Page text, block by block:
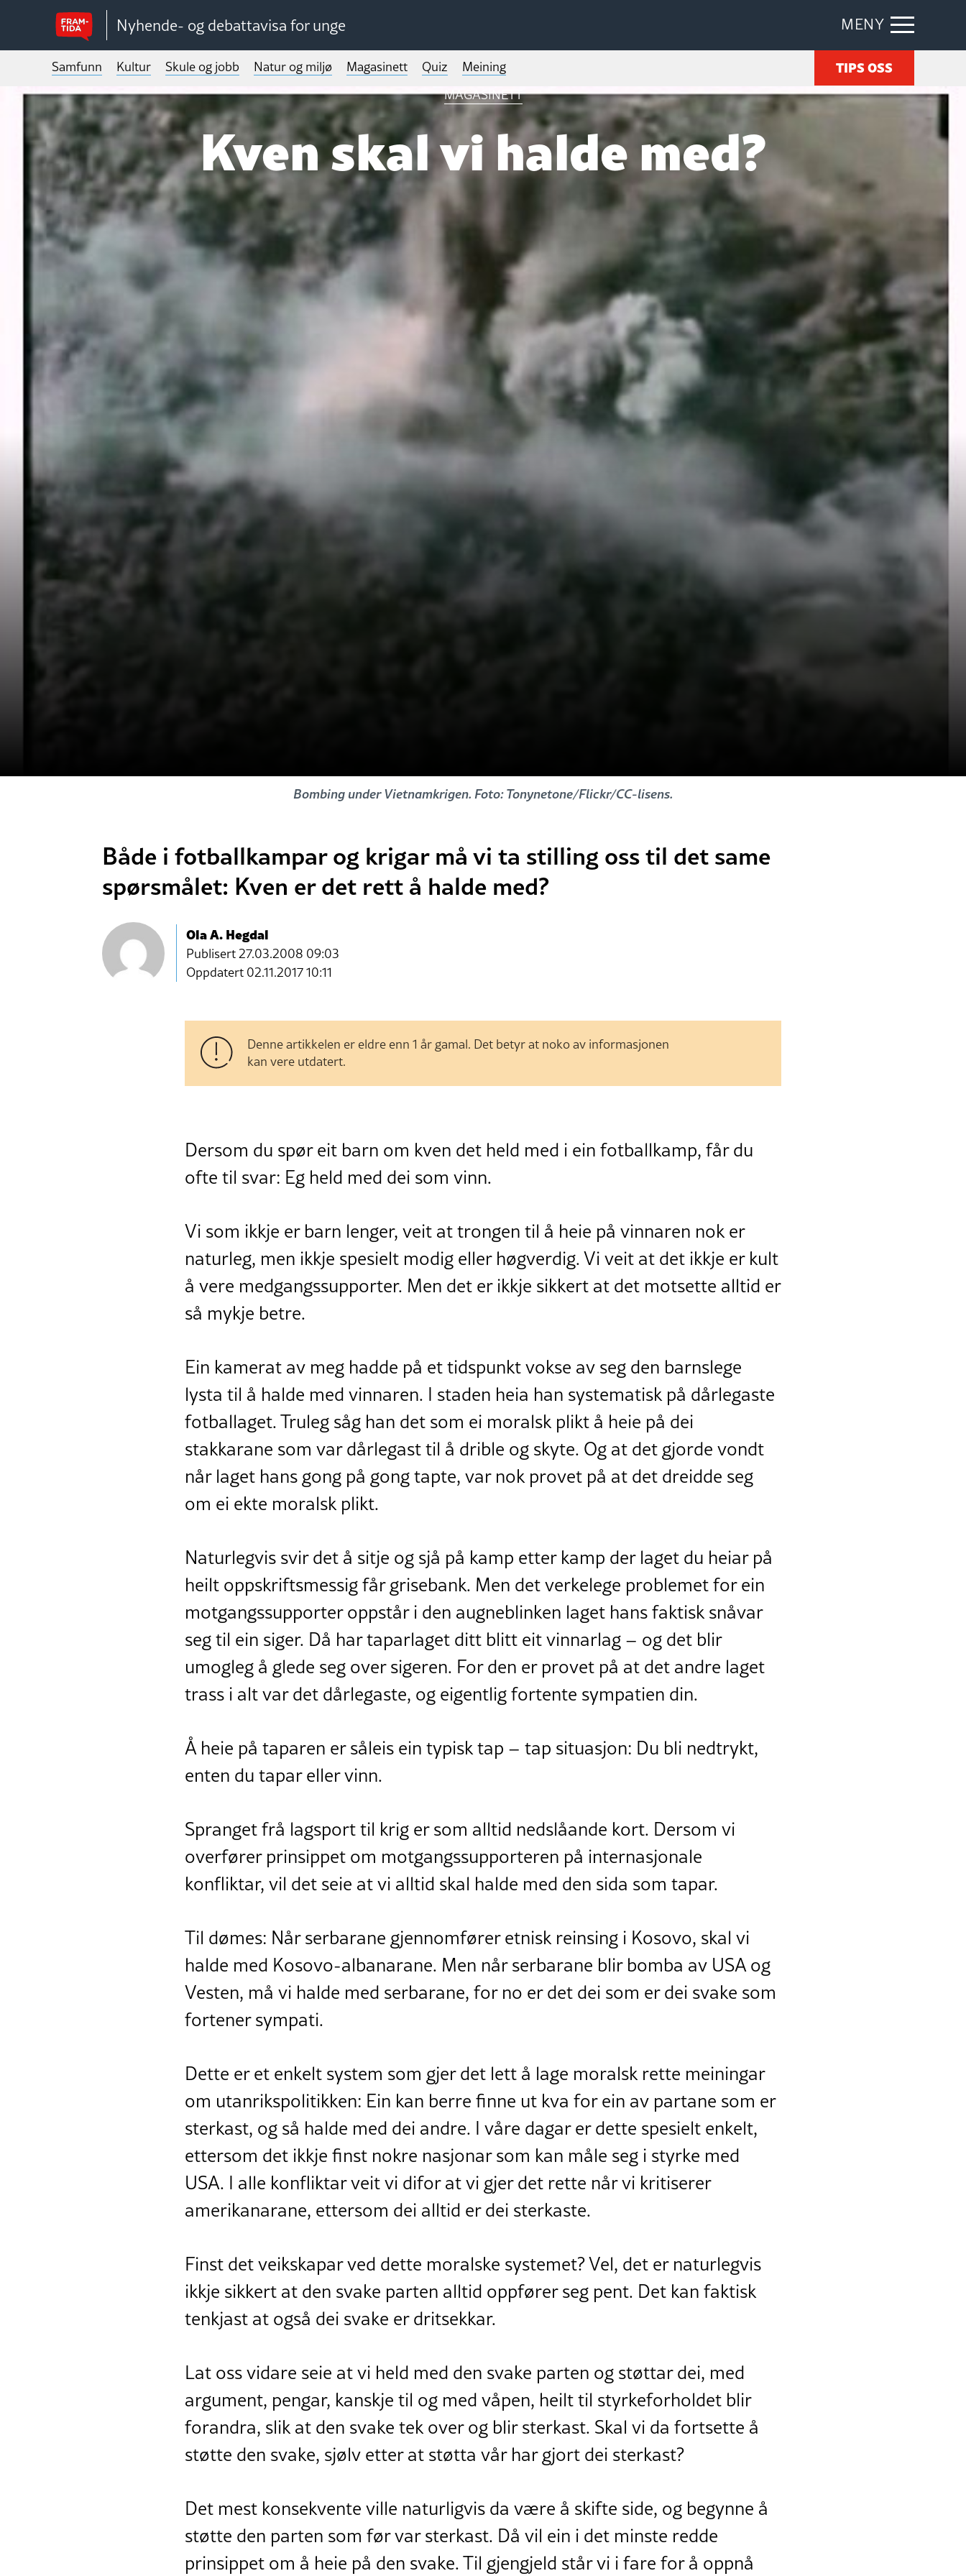
Nyhende- og debattavisa for unge MENY
Samfunn Kultur Skule og jobb Natur og miljø Magasinett Quiz Meining TIPS OSS
MAGASINETT
Kven skal vi halde med?
Bombing under Vietnamkrigen. Foto: Tonynetone/Flickr/CC-lisens.
Både i fotballkampar og krigar må vi ta stilling oss til det same
spørsmålet: Kven er det rett å halde med?
Ola A. Hegdal
Publisert27.03.2008 09:03
Oppdatert 02.11.2017 10:11
Denne artikkelen er eldre enn 1 år gamal. Det betyr at noko av informasjonen
kan vere utdatert.
Dersom du spør eit barn om kven det held med i ein fotballkamp, får du
ofte til svar: Eg held med dei som vinn.
Vi som ikkje er barn lenger, veit at trongen til å heie på vinnaren nok er
naturleg, men ikkje spesielt modig eller høgverdig. Vi veit at det ikkje er kult
å vere medgangssupporter. Men det er ikkje sikkert at det motsette alltid er
så mykje betre.
Ein kamerat av meg hadde på et tidspunkt vokse av seg den barnslege
lysta til å halde med vinnaren. I staden heia han systematisk på dårlegaste
fotballaget. Truleg såg han det som ei moralsk plikt å heie på dei
stakkarane som var dårlegast til å drible og skyte. Og at det gjorde vondt
når laget hans gong på gong tapte, var nok provet på at det dreidde seg
om ei ekte moralsk plikt.
Naturlegvis svir det å sitje og sjå på kamp etter kamp der laget du heiar på
heilt oppskriftsmessig får grisebank. Men det verkelege problemet for ein
motgangssupporter oppstår i den augneblinken laget hans faktisk snåvar
seg til ein siger. Då har taparlaget ditt blitt eit vinnarlag – og det blir
umogleg å glede seg over sigeren. For den er provet på at det andre laget
trass i alt var det dårlegaste, og eigentlig fortente sympatien din.
Å heie på taparen er såleis ein typisk tap – tap situasjon: Du bli nedtrykt,
enten du tapar eller vinn.
Spranget frå lagsport til krig er som alltid nedslåande kort. Dersom vi
overfører prinsippet om motgangssupporteren på internasjonale
konfliktar, vil det seie at vi alltid skal halde med den sida som tapar.
Til dømes: Når serbarane gjennomfører etnisk reinsing i Kosovo, skal vi
halde med Kosovo-albanarane. Men når serbarane blir bomba av USA og
Vesten, må vi halde med serbarane, for no er det dei som er dei svake som
fortener sympati.
Dette er et enkelt system som gjer det lett å lage moralsk rette meiningar
om utanrikspolitikken: Ein kan berre finne ut kva for ein av partane som er
sterkast, og så halde med dei andre. I våre dagar er dette spesielt enkelt,
ettersom det ikkje finst nokre nasjonar som kan måle seg i styrke med
USA. I alle konfliktar veit vi difor at vi gjer det rette når vi kritiserer
amerikanarane, ettersom dei alltid er dei sterkaste.
Finst det veikskapar ved dette moralske systemet? Vel, det er naturlegvis
ikkje sikkert at den svake parten alltid oppfører seg pent. Det kan faktisk
tenkjast at også dei svake er dritsekkar.
Lat oss vidare seie at vi held med den svake parten og støttar dei, med
argument, pengar, kanskje til og med våpen, heilt til styrkeforholdet blir
forandra, slik at den svake tek over og blir sterkast. Skal vi da fortsette å
støtte den svake, sjølv etter at støtta vår har gjort dei sterkast?
Det mest konsekvente ville naturligvis da være å skifte side, og begynne å
støtte den parten som før var sterkast. Då vil ein i det minste redde
prinsippet om å heie på den svake. Til gjengjeld står vi i fare for å oppnå